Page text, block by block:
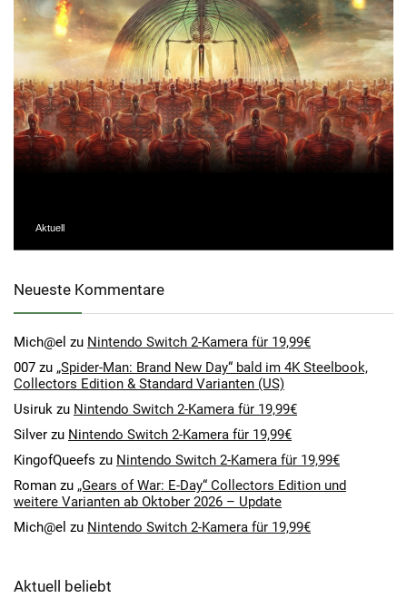
Aktuell
Neueste Kommentare
Mich@el zu Nintendo Switch 2-Kamera für 19,99€
007 zu „Spider-Man: Brand New Day“ bald im 4K Steelbook,
Collectors Edition & Standard Varianten (US)
Usiruk zu Nintendo Switch 2-Kamera für 19,99€
Silver zu Nintendo Switch 2-Kamera für 19,99€
KingofQueefs zu Nintendo Switch 2-Kamera für 19,99€
Roman zu „Gears of War: E-Day“ Collectors Edition und
weitere Varianten ab Oktober 2026 – Update
Mich@el zu Nintendo Switch 2-Kamera für 19,99€
Aktuell beliebt